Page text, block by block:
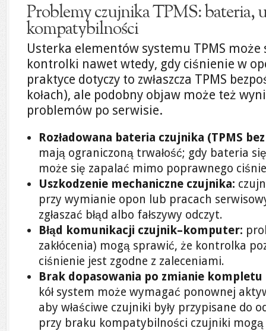
Problemy czujnika TPMS: bateria,
kompatybilności
Usterka elementów systemu TPMS
kontrolki nawet wtedy, gdy ciśnienie w
praktyce dotyczy to zwłaszcza TPMS
kołach), ale podobny objaw może też
problemów po serwisie.
Rozładowana bateria czujnika (TPMS
mają ograniczoną trwałość; gdy bateria
może się zapalać mimo poprawnego
Uszkodzenie mechaniczne czujnika:
przy wymianie opon lub pracach
zgłaszać błąd albo fałszywy odczyt.
Błąd komunikacji czujnik–komputer:
zakłócenia) mogą sprawić, że kontrolka
ciśnienie jest zgodne z zaleceniami.
Brak dopasowania po zmianie kompletu
kół system może wymagać ponownej
aby właściwe czujniki były przypisane do
przy braku kompatybilności czujniki